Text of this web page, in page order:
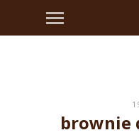
brownie